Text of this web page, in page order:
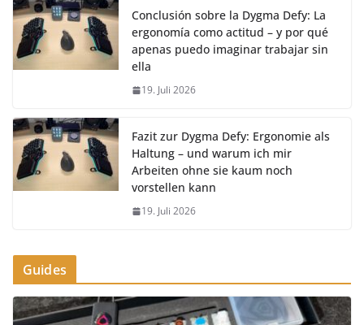
Conclusión sobre la Dygma Defy: La
ergonomía como actitud – y por qué
apenas puedo imaginar trabajar sin
ella
19. Juli 2026
Fazit zur Dygma Defy: Ergonomie als
Haltung – und warum ich mir
Arbeiten ohne sie kaum noch
vorstellen kann
19. Juli 2026
Guides